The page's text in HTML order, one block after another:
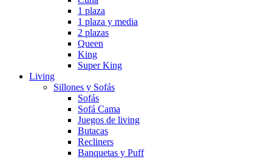
1 plaza
1 plaza y media
2 plazas
Queen
King
Super King
Living
Sillones y Sofás
Sofás
Sofá Cama
Juegos de living
Butacas
Recliners
Banquetas y Puff